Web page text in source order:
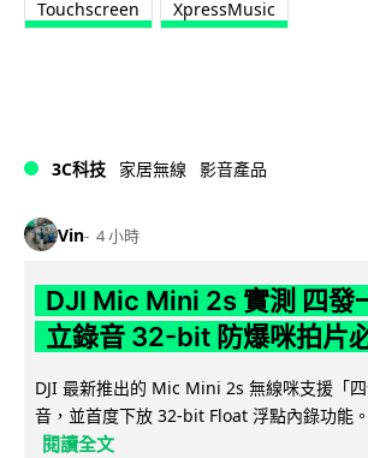
Touchscreen XpressMusic
3C科技 家居無線 影音產品
Vin 4 小時
DJI Mic Mini 2s 實測 四發
立錄音 32-bit 防爆咪拍片
DJI 最新推出的 Mic Mini 2s 無線咪支援「
音，並首度下放 32-bit Float 浮點內錄功能
閱讀全文